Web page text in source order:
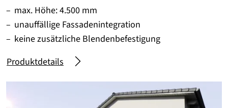
max. Höhe: 4.500 mm
unauffällige Fassadenintegration
keine zusätzliche Blendenbefestigung
Produktdetails